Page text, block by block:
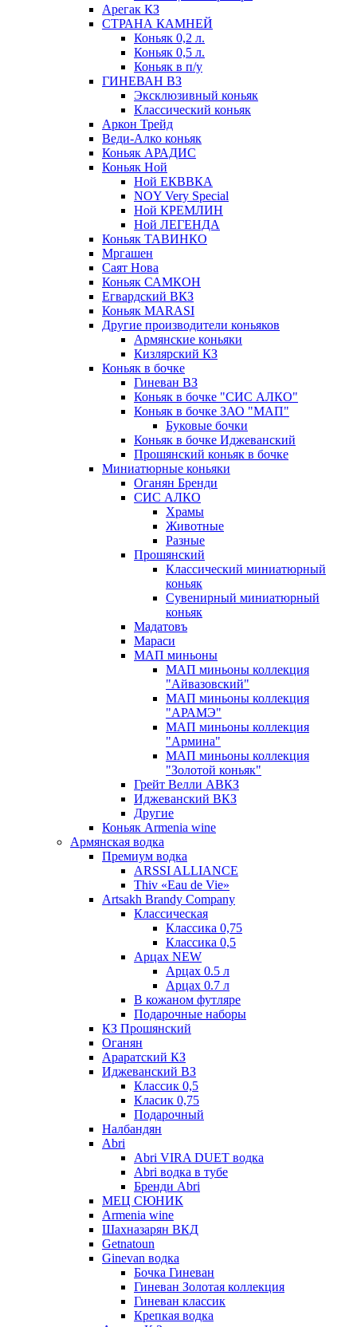
Арегак КЗ
СТРАНА КАМНЕЙ
Коньяк 0,2 л.
Коньяк 0,5 л.
Коньяк в п/у
ГИНЕВАН ВЗ
Эксклюзивный коньяк
Классический коньяк
Аркон Трейд
Веди-Алко коньяк
Коньяк АРАДИС
Коньяк Ной
Ной ЕКВВКА
NOY Very Special
Ной КРЕМЛИН
Ной ЛЕГЕНДА
Коньяк ТАВИНКО
Мргашен
Саят Нова
Коньяк САМКОН
Егвардский ВКЗ
Коньяк MARASI
Другие производители коньяков
Армянские коньяки
Кизлярский КЗ
Коньяк в бочке
Гиневан ВЗ
Коньяк в бочке "СИС АЛКО"
Коньяк в бочке ЗАО "МАП"
Буковые бочки
Коньяк в бочке Иджеванский
Прошянский коньяк в бочке
Миниатюрные коньяки
Оганян Бренди
СИС АЛКО
Храмы
Животные
Разные
Прошянский
Классический миниатюрный
коньяк
Сувенирный миниатюрный
коньяк
Мадатовъ
Мараси
МАП миньоны
МАП миньоны коллекция
"Айвазовский"
МАП миньоны коллекция
"АРАМЭ"
МАП миньоны коллекция
"Армина"
МАП миньоны коллекция
"Золотой коньяк"
Грейт Велли АВКЗ
Иджеванский ВКЗ
Другие
Коньяк Armenia wine
Армянская водка
Премиум водка
ARSSI ALLIANCE
Thiv «Eau de Vie»
Artsakh Brandy Company
Классическая
Классика 0,75
Классика 0,5
Арцах NEW
Арцах 0.5 л
Арцах 0.7 л
В кожаном футляре
Подарочные наборы
КЗ Прошянский
Оганян
Араратский КЗ
Иджеванский ВЗ
Классик 0,5
Класик 0,75
Подарочный
Налбандян
Abri
Abri VIRA DUET водка
Abri водка в тубе
Бренди Abri
МЕЦ СЮНИК
Armenia wine
Шахназарян ВКД
Getnatoun
Ginevan водка
Бочка Гиневан
Гиневан Золотая коллекция
Гиневан классик
Крепкая водка